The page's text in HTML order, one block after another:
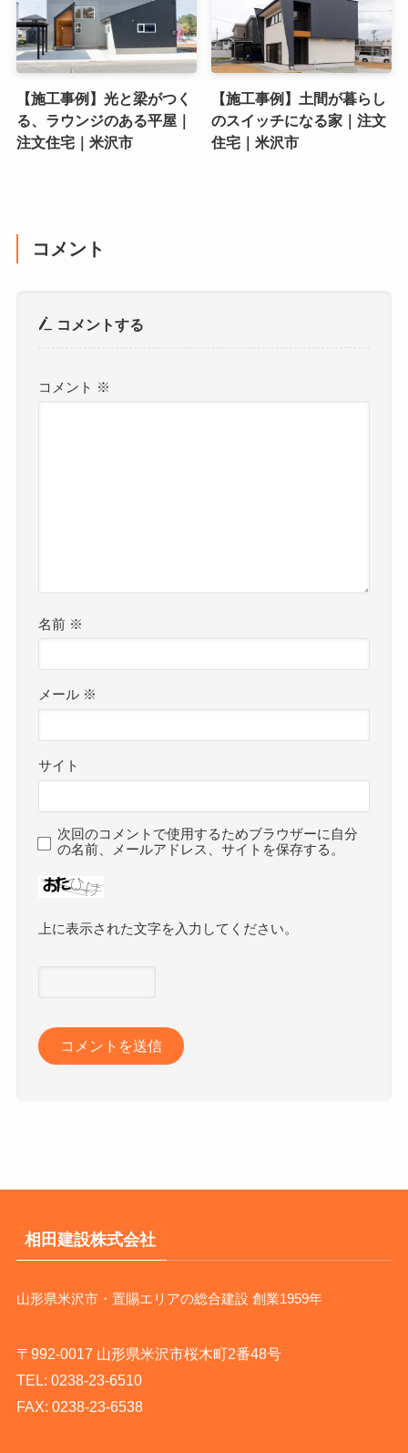
【施工事例】光と梁がつく
る、ラウンジのある平屋｜
注文住宅｜米沢市
【施工事例】土間が暮らし
のスイッチになる家｜注文
住宅｜米沢市
コメント
コメントする
コメント ※
名前 ※
メール ※
サイト
次回のコメントで使用するためブラウザーに自分
の名前、メールアドレス、サイトを保存する。
上に表示された文字を入力してください。
相田建設株式会社
山形県米沢市・置賜エリアの総合建設 創業1959年
〒992-0017 山形県米沢市桜木町2番48号
TEL: 0238-23-6510
FAX: 0238-23-6538